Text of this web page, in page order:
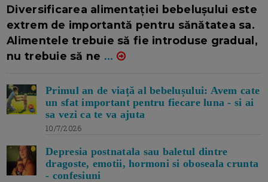
Diversificarea alimentației bebelușului este
extrem de importantă pentru sănătatea sa.
Alimentele trebuie să fie introduse gradual,
nu trebuie să ne ...
Primul an de viață al bebelușului: Avem cate
un sfat important pentru fiecare luna - si ai
sa vezi ca te va ajuta
10/7/2026
Depresia postnatala sau baletul dintre
dragoste, emotii, hormoni si oboseala crunta
- confesiuni